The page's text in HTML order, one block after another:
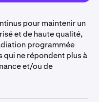
pour maintenir un
et de haute qualité,
programmée
ne répondent plus à
et/ou de